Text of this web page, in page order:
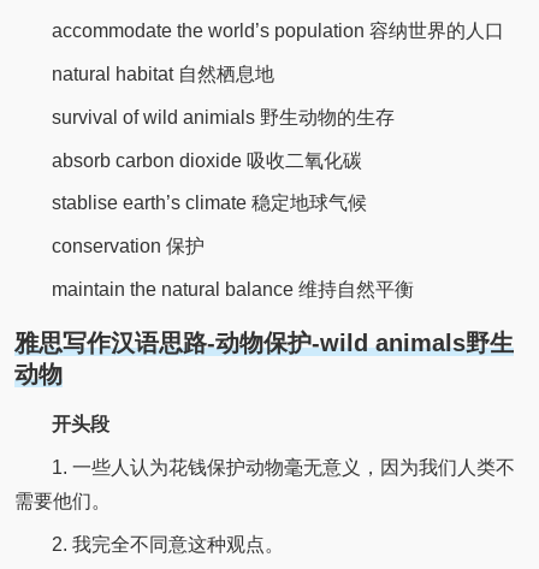
accommodate the world’s population 容纳世界的人口
natural habitat 自然栖息地
survival of wild animials 野生动物的生存
absorb carbon dioxide 吸收二氧化碳
stablise earth’s climate 稳定地球气候
conservation 保护
maintain the natural balance 维持自然平衡
雅思写作汉语思路-动物保护-wild animals野生
动物
开头段
1. 一些人认为花钱保护动物毫无意义，因为我们人类不
需要他们。
2. 我完全不同意这种观点。